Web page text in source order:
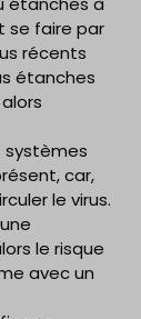
se faire par
récents
étanches
systèmes
car,
le virus.
le risque
avec un